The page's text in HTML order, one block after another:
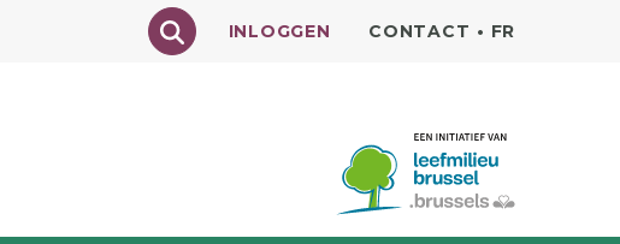
Texte à rechercher
INLOGGEN CONTACT • FR